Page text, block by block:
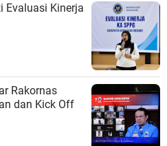
Evaluasi Kinerja
Rakornas
dan Kick Off